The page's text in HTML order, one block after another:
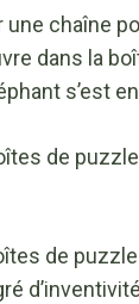
chaîne
dans la
s’est
de
de